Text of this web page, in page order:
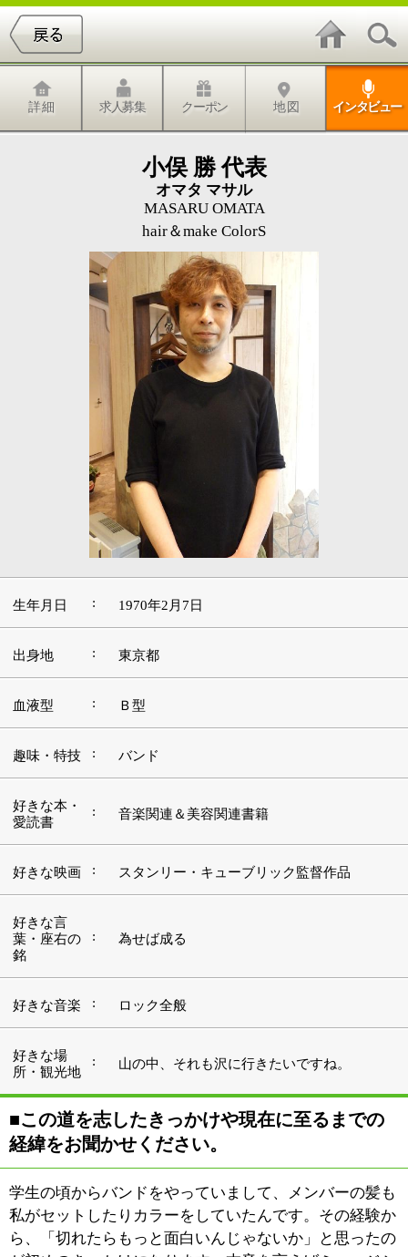
小俣 勝 代表
オマタ マサル
hair＆make ColorS
1970年2月7日
東京都
Ｂ型
バンド
好きな本・
: 音楽関連＆美容関連書籍
好きな言
銘
好きな場
所・観光地
: 山の中、それも沢に行きたいですね。
■この道を志したきっかけや現在に至るまでの
経緯をお聞かせください。
私がセットしたりカラーをしていたんです。その経験か
ャンになれればそれに越したことはなかったんですが
（笑）、そんなに甘いものではないのも事実で、学校を
出させてもらった手前、一度は就職をと考えて美容院へ
と入り、見習いからこの世界をスタートしたという次第
になります。
2007年にオープンした『hair＆make ColorS』は今年で6
年目を迎えます。それまで場所も同じ新小岩の美容室で
10数年を過ごしてきました。おかしなもので、最初はど
ちらかというと軽い気持ちでスタートした美容師の世界
でしたが、経験を積むと自分なりのイメージというもの
が育ってきます。それを求めていくと、自然と「自分の
お店」というものに行き着いてしまうんでしょうね。
■『hair＆make ColorS』のコンセプトを教えて